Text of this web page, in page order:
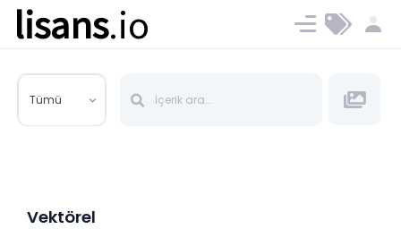
lisans.io Ücret ve Planlar
Tümü
Vektörel